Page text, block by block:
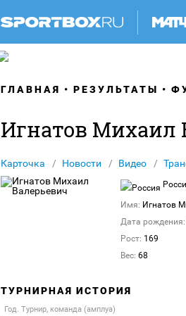
ГЛАВНАЯ РЕЗУЛЬТАТЫ
Игнатов Михаил
Карточка Новости Видео
Имя: Игнатов
Дата рождения:
Рост: 169
Вес: 68
ТУРНИРНАЯ ИСТОРИЯ
Год. Турнир, команда (амплуа)